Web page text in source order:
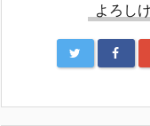
よろし